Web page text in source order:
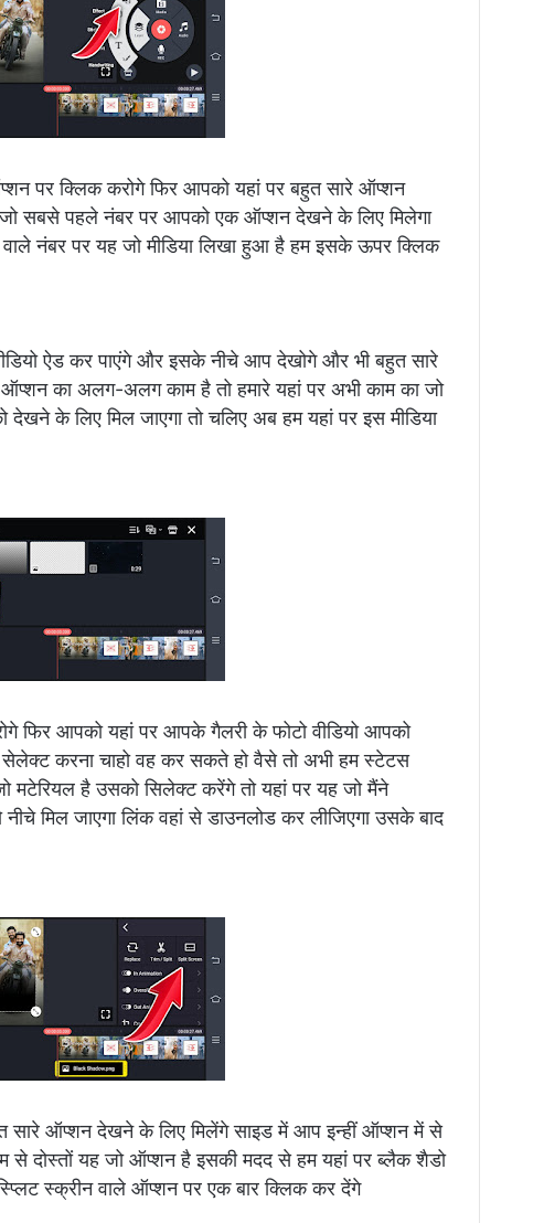
पर क्लिक करोगे फिर आपको यहां पर बहुत सारे ऑप्शन
सबसे पहले नंबर पर आपको एक ऑप्शन देखने के लिए मिलेगा
वाले नंबर पर यह जो मीडिया लिखा हुआ है हम इसके ऊपर क्लिक
ऐड कर पाएंगे और इसके नीचे आप देखोगे और भी बहुत सारे
का अलग-अलग काम है तो हमारे यहां पर अभी काम का जो
के लिए मिल जाएगा तो चलिए अब हम यहां पर इस मीडिया
फिर आपको यहां पर आपके गैलरी के फोटो वीडियो आपको
सेलेक्ट करना चाहो वह कर सकते हो वैसे तो अभी हम स्टेटस
मटेरियल है उसको सिलेक्ट करेंगे तो यहां पर यह जो मैंने
मिल जाएगा लिंक वहां से डाउनलोड कर लीजिएगा उसके बाद
सारे ऑप्शन देखने के लिए मिलेंगे साइड में आप इन्हीं ऑप्शन में से
दोस्तों यह जो ऑप्शन है इसकी मदद से हम यहां पर ब्लैक शैडो
स्क्रीन वाले ऑप्शन पर एक बार क्लिक कर देंगे